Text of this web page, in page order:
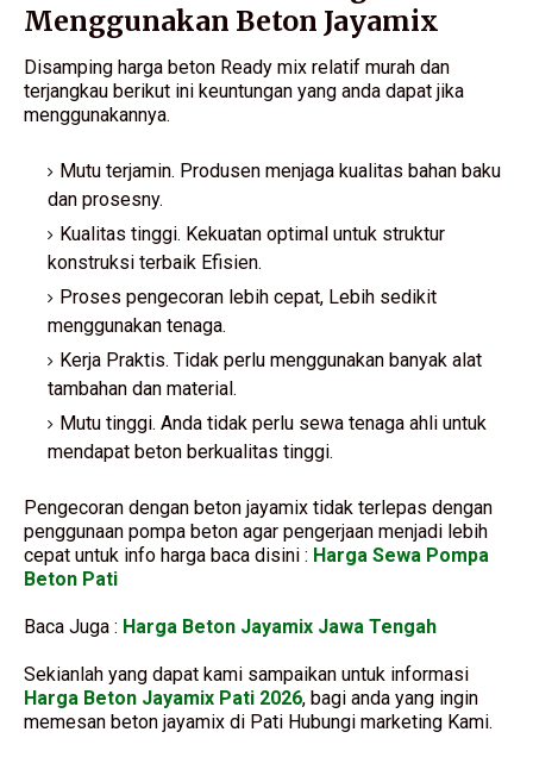
Menggunakan Beton Jayamix
Disamping harga beton Ready mix relatif murah dan
terjangkau berikut ini keuntungan yang anda dapat jika
menggunakannya.
Mutu terjamin. Produsen menjaga kualitas bahan baku
dan prosesny.
Kualitas tinggi. Kekuatan optimal untuk struktur
konstruksi terbaik Efisien.
Proses pengecoran lebih cepat, Lebih sedikit
menggunakan tenaga.
Kerja Praktis. Tidak perlu menggunakan banyak alat
tambahan dan material.
Mutu tinggi. Anda tidak perlu sewa tenaga ahli untuk
mendapat beton berkualitas tinggi.
Pengecoran dengan beton jayamix tidak terlepas dengan
penggunaan pompa beton agar pengerjaan menjadi lebih
cepat untuk info harga baca disini : Harga Sewa Pompa
Beton Pati
Baca Juga : Harga Beton Jayamix Jawa Tengah
Sekianlah yang dapat kami sampaikan untuk informasi
Harga Beton Jayamix Pati 2026, bagi anda yang ingin
memesan beton jayamix di Pati Hubungi marketing Kami.